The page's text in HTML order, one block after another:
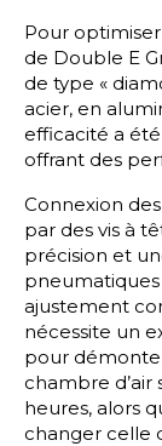
Pour
de Double E
de type «
acier, en
efficacité a
offrant des
Connexion
par des vis à
précision et
ajustement
nécessite un
pour
chambre
heures, alors
changer celle